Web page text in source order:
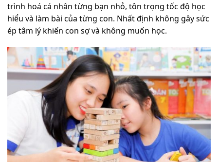
trình hoá cá nhân từng bạn nhỏ, tôn trọng tốc độ học
hiểu và làm bài của từng con. Nhất định không gây sức
ép tâm lý khiến con sợ và không muốn học.